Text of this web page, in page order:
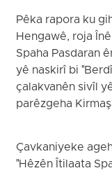
Pêka rapora ku
Hengawê, roja
Spaha Pasdaran
yê naskirî bi
çalakvanên sivîl
parêzgeha
Çavkaniyeke
"Hêzên Îtilaata